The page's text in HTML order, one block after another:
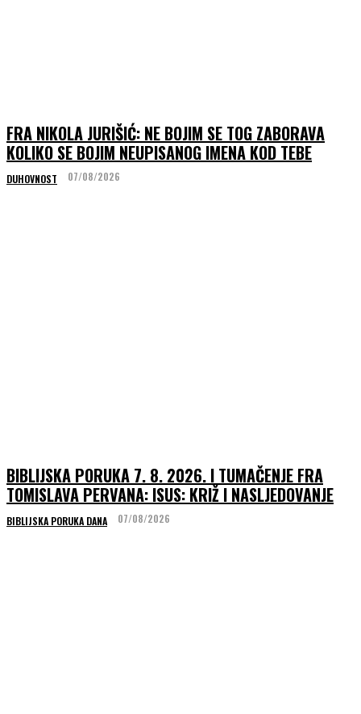
FRA NIKOLA JURIŠIĆ: NE BOJIM SE TOG ZABORAVA
KOLIKO SE BOJIM NEUPISANOG IMENA KOD TEBE
DUHOVNOST 07/08/2026
BIBLIJSKA PORUKA 7. 8. 2026. I TUMAČENJE FRA
TOMISLAVA PERVANA: ISUS: KRIŽ I NASLJEDOVANJE
BIBLIJSKA PORUKA DANA 07/08/2026